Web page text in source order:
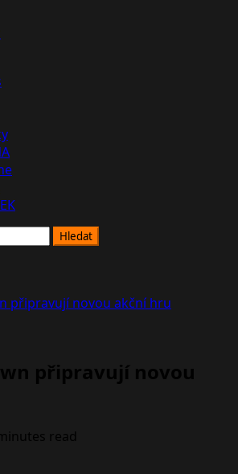
připravují novou akční hru
připravují novou
read